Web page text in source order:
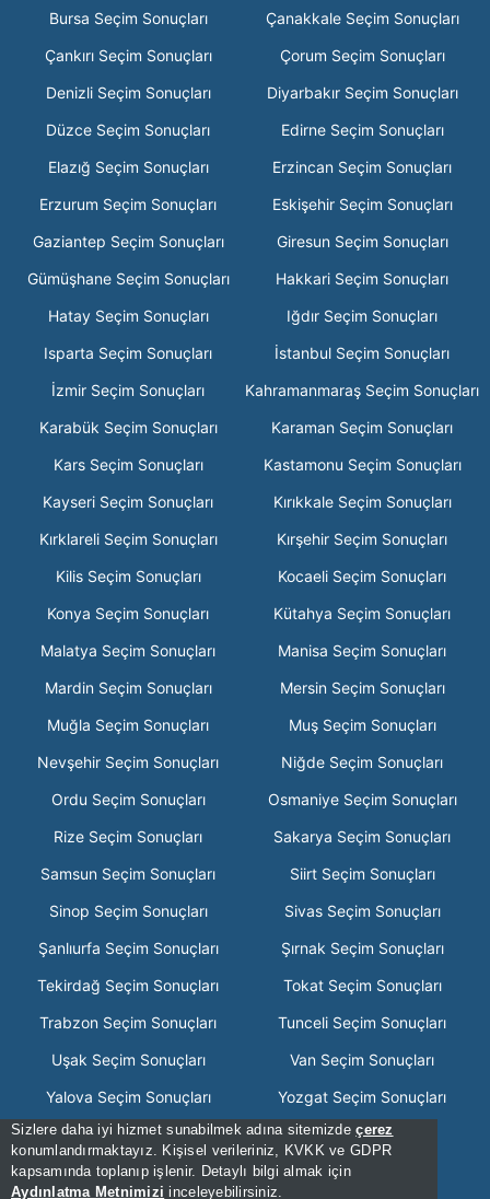
Sizlere daha iyi hizmet sunabilmek adına sitemizdeçerez
konumlandırmaktayız. Kişisel verileriniz, KVKK ve GDPR
kapsamında toplanıp işlenir. Detaylı bilgi almak için
Aydınlatma Metnimizi inceleyebilirsiniz.
Bursa Seçim Sonuçları
Çanakkale Seçim Sonuçları
Çankırı Seçim Sonuçları
Çorum Seçim Sonuçları
Denizli Seçim Sonuçları
Diyarbakır Seçim Sonuçları
Düzce Seçim Sonuçları
Edirne Seçim Sonuçları
Elazığ Seçim Sonuçları
Erzincan Seçim Sonuçları
Erzurum Seçim Sonuçları
Eskişehir Seçim Sonuçları
Gaziantep Seçim Sonuçları
Giresun Seçim Sonuçları
Gümüşhane Seçim Sonuçları
Hakkari Seçim Sonuçları
Hatay Seçim Sonuçları
Iğdır Seçim Sonuçları
Isparta Seçim Sonuçları
İstanbul Seçim Sonuçları
İzmir Seçim Sonuçları
Kahramanmaraş Seçim Sonuçları
Karabük Seçim Sonuçları
Karaman Seçim Sonuçları
Kars Seçim Sonuçları
Kastamonu Seçim Sonuçları
Kayseri Seçim Sonuçları
Kırıkkale Seçim Sonuçları
Kırklareli Seçim Sonuçları
Kırşehir Seçim Sonuçları
Kilis Seçim Sonuçları
Kocaeli Seçim Sonuçları
Konya Seçim Sonuçları
Kütahya Seçim Sonuçları
Malatya Seçim Sonuçları
Manisa Seçim Sonuçları
Mardin Seçim Sonuçları
Mersin Seçim Sonuçları
Muğla Seçim Sonuçları
Muş Seçim Sonuçları
Nevşehir Seçim Sonuçları
Niğde Seçim Sonuçları
Ordu Seçim Sonuçları
Osmaniye Seçim Sonuçları
Rize Seçim Sonuçları
Sakarya Seçim Sonuçları
Samsun Seçim Sonuçları
Siirt Seçim Sonuçları
Sinop Seçim Sonuçları
Sivas Seçim Sonuçları
Şanlıurfa Seçim Sonuçları
Şırnak Seçim Sonuçları
Tekirdağ Seçim Sonuçları
Tokat Seçim Sonuçları
Trabzon Seçim Sonuçları
Tunceli Seçim Sonuçları
Uşak Seçim Sonuçları
Van Seçim Sonuçları
Yalova Seçim Sonuçları
Yozgat Seçim Sonuçları
Zonguldak Seçim Sonuçları
[Hata Bildir] - 20:17:08 - .3